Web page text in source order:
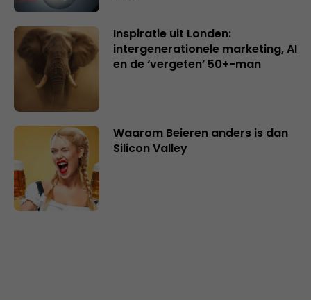
Inspiratie uit Londen:
intergenerationele marketing, AI
en de ‘vergeten’ 50+-man
Waarom Beieren anders is dan
Silicon Valley